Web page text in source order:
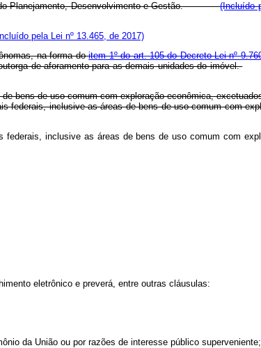
do Planejamento, Desenvolvimento e Gestão.(Incluído
pela Lei nº 13.465, de 2017)
na forma doitem 1º do art. 105 do Decreto-Lei nº
de aforamento para as demais unidades do imóvel.
bens de uso comum com exploração econômica,
inclusive as áreas de bens de uso comum com
inclusive as áreas de bens de uso comum com
eletrônico e preverá, entre outras cláusulas:
da União ou por razões de interesse público superveniente;